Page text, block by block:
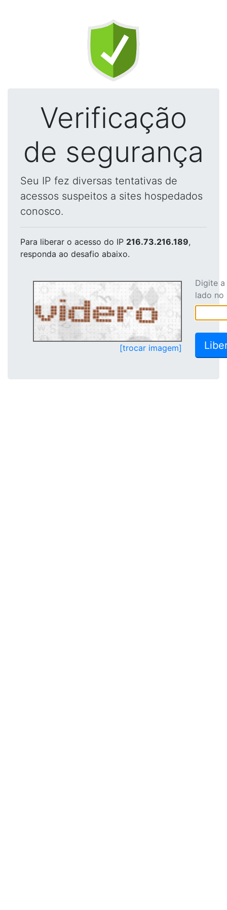
Verificação
de segurança
Seu IP fez diversas tentativas de
acessos suspeitos a sites hospedados
conosco.
Para liberar o acesso do IP 216.73.216.189,
responda ao desafio abaixo.
[trocar imagem]
Digite
lado no